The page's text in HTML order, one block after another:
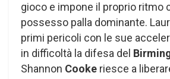
gioco e impone il proprio ritmo
possesso palla dominante.
primi pericoli con le sue
in difficoltà la difesa del
Shannon Cooke riesce a